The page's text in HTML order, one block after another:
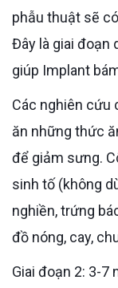
phẫu thuật sẽ
Đây là giai đoạn
giúp Implant
Các nghiên cứu cho thấy trong 24-48 giờ đầu, cô nên
ăn những thức
để giảm sưng.
sinh tố (không
nghiền, trứng
đồ nóng, cay,
Giai đoạn 2: 3-7 ngày sau phẫu thuật – Bắt đầu đồ